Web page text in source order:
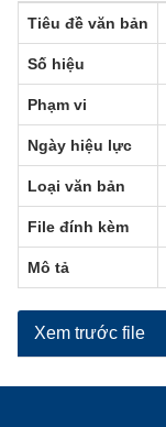
Tiêu đề văn bản
Số hiệu
Phạm vi
Ngày hiệu lực
Loại văn bản
File đính kèm
Mô tả
Xem trước file